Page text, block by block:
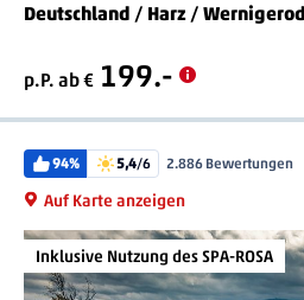
Deutschland / Harz /
p.P. ab € 199.-
94% 5,4/6 2.886 Bewertungen
Auf Karte anzeigen
Inklusive Nutzung des SPA-ROSA